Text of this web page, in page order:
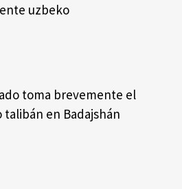
uzbeko
toma brevemente el
en Badajshán